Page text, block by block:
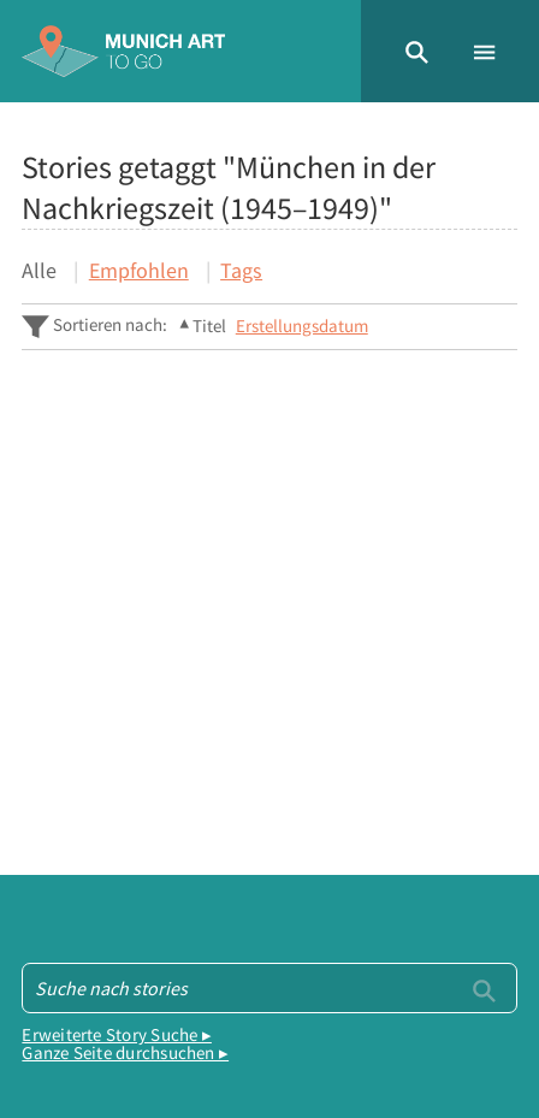
Stories getaggt "München in der
Nachkriegszeit (1945–1949)"
Alle Empfohlen Tags
Sortieren nach: Titel Erstellungsdatum
Erweiterte Story Suche ▸
Ganze Seite durchsuchen ▸